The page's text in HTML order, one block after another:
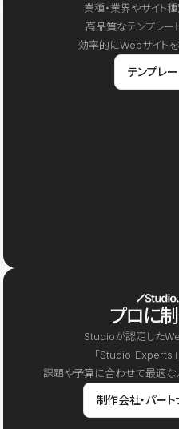
業種・業界やサイト
高品質なテンプレー
効率的にWebサイトを
テンプレ
プロに
Studioが認定した
「Studio Experts
課題や予算に合わせて最適な
制作会社・パー